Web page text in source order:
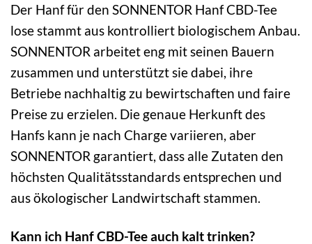
Der Hanf für den SONNENTOR Hanf CBD-Tee
lose stammt aus kontrolliert biologischem Anbau.
SONNENTOR arbeitet eng mit seinen Bauern
zusammen und unterstützt sie dabei, ihre
Betriebe nachhaltig zu bewirtschaften und faire
Preise zu erzielen. Die genaue Herkunft des
Hanfs kann je nach Charge variieren, aber
SONNENTOR garantiert, dass alle Zutaten den
höchsten Qualitätsstandards entsprechen und
aus ökologischer Landwirtschaft stammen.
Kann ich Hanf CBD-Tee auch kalt trinken?